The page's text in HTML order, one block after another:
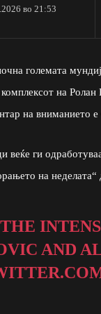
во 21:53
големата
на
на вниманието
веќе ги
на
AND